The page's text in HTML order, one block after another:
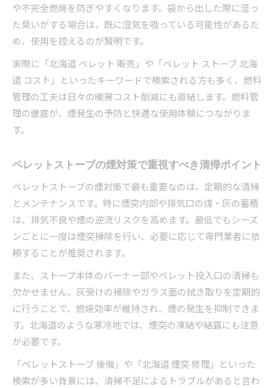
や不完全燃焼を防ぎやすくなります。袋から出した際に湿っ
た臭いがする場合は、既に湿気を吸っている可能性があるた
め、使用を控えるのが賢明です。
実際に「北海道 ペレット 販売」や「ペレット ストーブ 北海
道 コスト」といったキーワードで検索される方も多く、燃料
管理の工夫は日々の暖房コスト削減にも直結します。燃料管
理の徹底が、煙発生の予防と快適な使用体験につながりま
す。
ペレットストーブの煙対策で重視すべき清掃ポイント
ペレットストーブの煙対策で最も重要なのは、定期的な清掃
とメンテナンスです。特に煙突内部や排気口の煤・灰の蓄積
は、排気不良や煙の逆流リスクを高めます。最低でもシーズ
ンごとに一度は煙突掃除を行い、必要に応じて専門業者に依
頼することが推奨されます。
また、ストーブ本体のバーナー部やペレット投入口の清掃も
欠かせません。灰受けの掃除やガラス面の拭き取りを定期的
に行うことで、燃焼効率が維持され、煙の発生を抑制できま
す。北海道のような寒冷地では、煙突の凍結や結露にも注意
が必要です。
「ペレットストーブ 後悔」や「北海道 煙突 修理」といった
検索が多い背景には、清掃不足によるトラブルがあると言わ